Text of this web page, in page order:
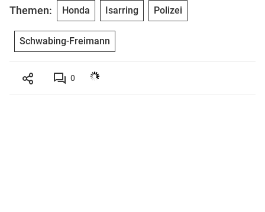
Themen: Honda Isarring Polizei
Schwabing-Freimann
0